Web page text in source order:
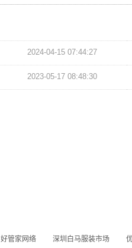
2024-04-15 07:44:27
2023-05-17 08:48:30
好管家网络 深圳白马服装市场